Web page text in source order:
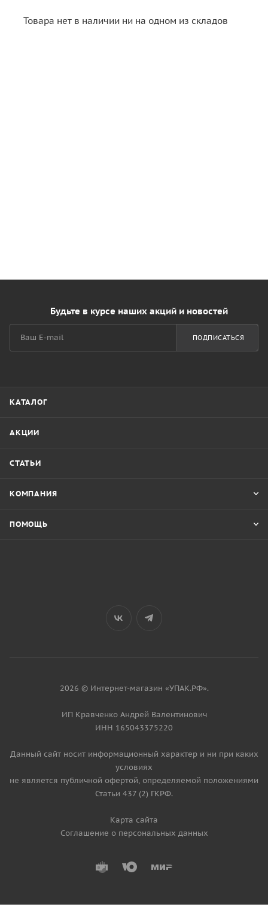
Товара нет в наличии ни на одном из складов
Будьте в курсе наших акций и новостей
ПОДПИСАТЬСЯ
КАТАЛОГ
АКЦИИ
СТАТЬИ
КОМПАНИЯ
ПОМОЩЬ
2026 © Интернет-магазин «УПАК.РФ».
ИП Кравченко Андрей Валентинович
ИНН 165043375220
Данный сайт носит информационный характер и ни при каких
условиях
не является публичной офертой, определяемой положениями
Статьи 437 (2) ГКРФ.
Карта сайта
Соглашение о персональных данных